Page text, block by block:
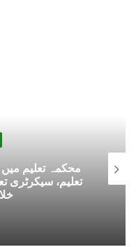
محکمہ تعلیم میں
تعلیم، سیکرٹری